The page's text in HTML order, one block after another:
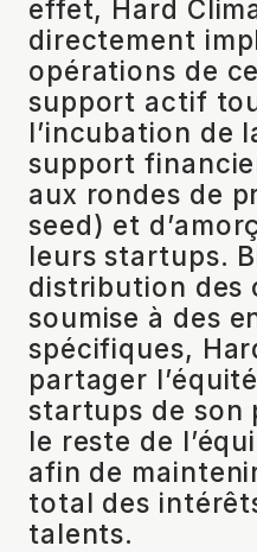
effet, Hard
directement
opérations de
support actif
l’incubation de
support
aux rondes de
seed) et
leurs startups.
distribution des
soumise à des
spécifiques,
partager
startups de son
le reste de
afin de
total des
talents.